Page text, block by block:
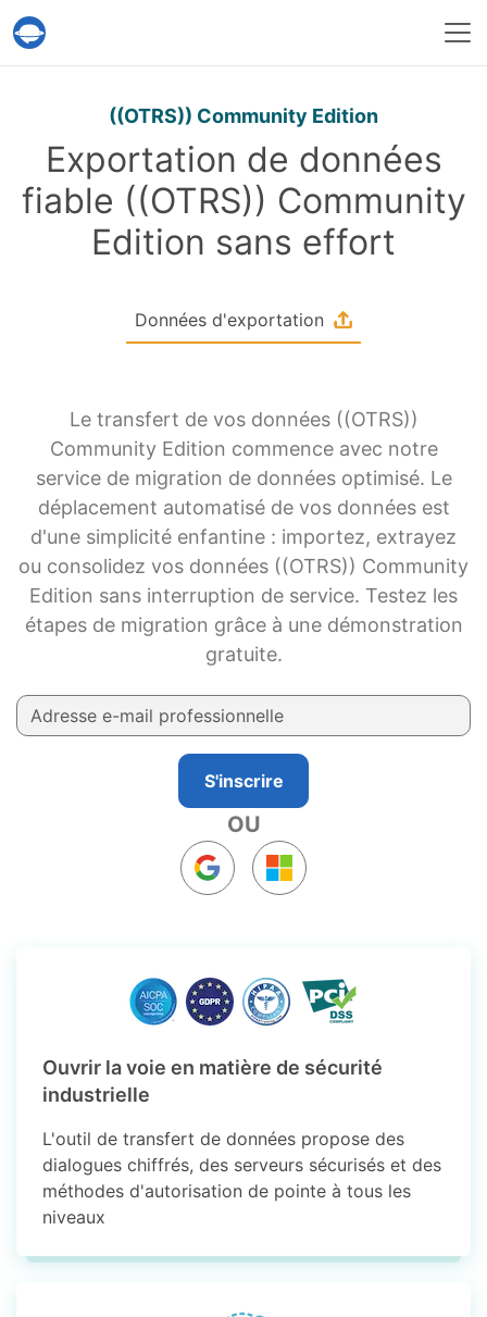
Service Help Desk Migration
((OTRS)) Community Edition
Exportation de données
fiable ((OTRS)) Community
Edition sans effort
Le transfert de vos données ((OTRS))
Community Edition commence avec notre
service de migration de données optimisé. Le
déplacement automatisé de vos données est
d'une simplicité enfantine : importez, extrayez
ou consolidez vos données ((OTRS)) Community
Edition sans interruption de service. Testez les
étapes de migration grâce à une démonstration
gratuite.
Données d'exportation
S'inscrire
OU
Ouvrir la voie en matière de sécurité
industrielle
L'outil de transfert de données propose des
dialogues chiffrés, des serveurs sécurisés et des
méthodes d'autorisation de pointe à tous les
niveaux